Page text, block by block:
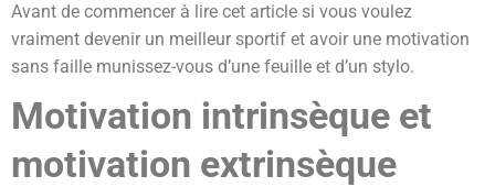
Avant de commencer à lire cet article si vous voulez
vraiment devenir un meilleur sportif et avoir une motivation
sans faille munissez-vous d’une feuille et d’un stylo.
Motivation intrinsèque et
motivation extrinsèque